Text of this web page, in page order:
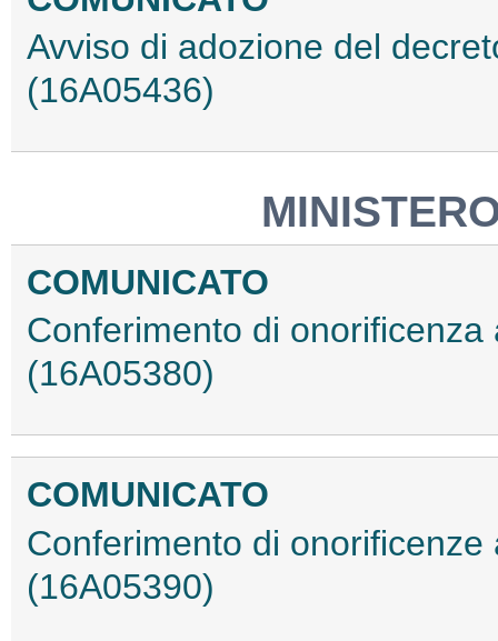
Avviso di adozione del
(16A05436)
COMUNICATO
Conferimento di
(16A05380)
COMUNICATO
Conferimento di
(16A05390)